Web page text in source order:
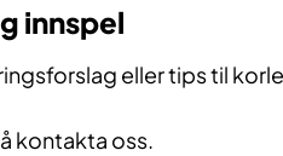
innspel
eller tips til
kontakta oss.